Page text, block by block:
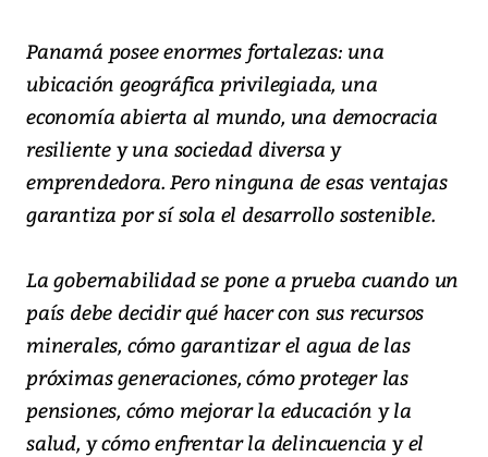
Panamá posee enormes fortalezas: una
ubicación geográfica privilegiada, una
economía abierta al mundo, una democracia
resiliente y una sociedad diversa y
emprendedora. Pero ninguna de esas ventajas
garantiza por sí sola el desarrollo sostenible.
La gobernabilidad se pone a prueba cuando un
país debe decidir qué hacer con sus recursos
minerales, cómo garantizar el agua de las
próximas generaciones, cómo proteger las
pensiones, cómo mejorar la educación y la
salud, y cómo enfrentar la delincuencia y el